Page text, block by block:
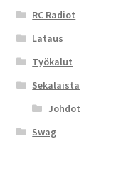
RC Radiot
Lataus
Työkalut
Sekalaista
Johdot
Swag